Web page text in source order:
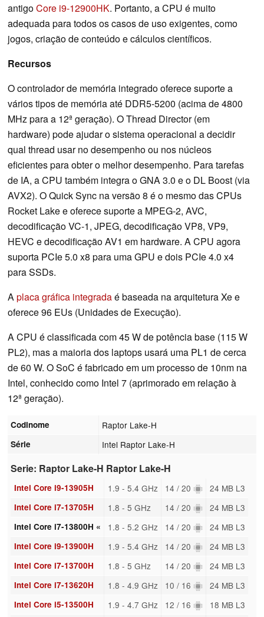
antigoCore i9-12900HK. Portanto, a CPU é muito
adequada para todos os casos de uso exigentes, como
jogos, criação de conteúdo e cálculos científicos.
Recursos
O controlador de memória integrado oferece suporte a
vários tipos de memória até DDR5-5200 (acima de 4800
MHz para a 12ª geração). O Thread Director (em
hardware) pode ajudar o sistema operacional a decidir
qual thread usar no desempenho ou nos núcleos
eficientes para obter o melhor desempenho. Para tarefas
de IA, a CPU também integra o GNA 3.0 e o DL Boost (via
AVX2). O Quick Sync na versão 8 é o mesmo das CPUs
Rocket Lake e oferece suporte a MPEG-2, AVC,
decodificação VC-1, JPEG, decodificação VP8, VP9,
HEVC e decodificação AV1 em hardware. A CPU agora
suporta PCIe 5.0 x8 para uma GPU e dois PCIe 4.0 x4
para SSDs.
Aplaca gráfica integradaé baseada na arquitetura Xe e
oferece 96 EUs (Unidades de Execução).
A CPU é classificada com 45 W de potência base (115 W
PL2), mas a maioria dos laptops usará uma PL1 de cerca
de 60 W. O SoC é fabricado em um processo de 10nm na
Intel, conhecido como Intel 7 (aprimorado em relação à
12ª geração).
Codinome Raptor Lake-H
Série Intel Raptor Lake-H
Serie: Raptor Lake-H Raptor Lake-H
Intel Core i9-13905H 1.9 - 5.4 GHz 14 / 20 24 MB L3
Intel Core i7-13705H 1.8 - 5 GHz 14 / 20 24 MB L3
Intel Core i7-13800H « 1.8 - 5.2 GHz 14 / 20 24 MB L3
Intel Core i9-13900H 1.9 - 5.4 GHz 14 / 20 24 MB L3
Intel Core i7-13700H 1.8 - 5 GHz 14 / 20 24 MB L3
Intel Core i7-13620H 1.8 - 4.9 GHz 10 / 16 24 MB L3
Intel Core i5-13500H 1.9 - 4.7 GHz 12 / 16 18 MB L3